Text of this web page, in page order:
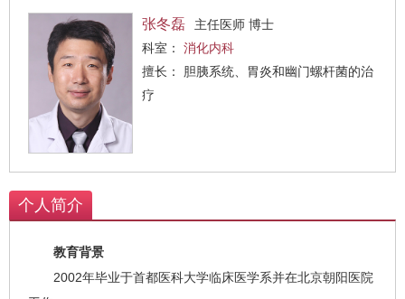
张冬磊
主任医师 博士
科室： 消化内科
擅长： 胆胰系统、胃炎和幽门螺杆菌的治
疗
个人简介
教育背景
2002年毕业于首都医科大学临床医学系并在北京朝阳医院